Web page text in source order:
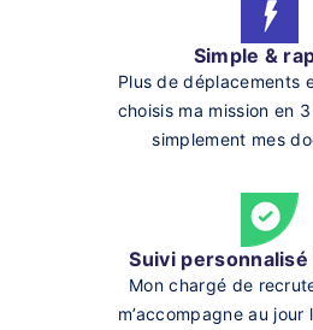
Simple &
Plus de déplacements
choisis ma mission en
simplement mes
Suivi personnalisé
Mon chargé de
m’accompagne au jour